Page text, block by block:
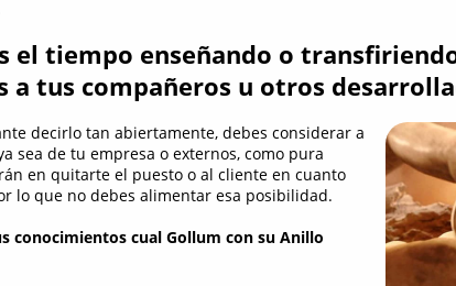
el tiempo enseñando o
a tus compañeros u otros
decirlo tan abiertamente, debes considerar a
sea de tu empresa o externos, como pura
en quitarte el puesto o al cliente en cuanto
lo que no debes alimentar esa posibilidad.
conocimientos cual Gollum con su Anillo